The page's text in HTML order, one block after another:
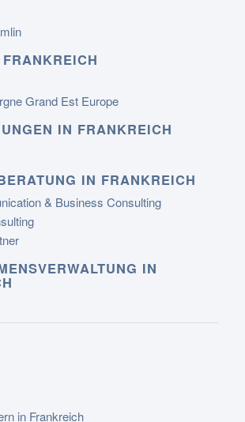
IN FRANKREICH
IN FRANKREICH
IN
in Frankreich